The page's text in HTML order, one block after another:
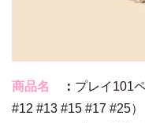
商品名 ： プレイ101
#12 #13 #15 #17 #25）